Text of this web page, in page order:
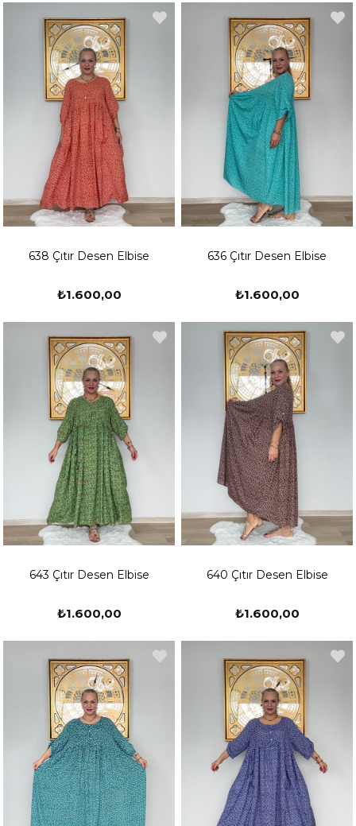
638 Çıtır Desen Elbise
₺1.600,00
636 Çıtır Desen Elbise
₺1.600,00
643 Çıtır Desen Elbise
₺1.600,00
640 Çıtır Desen Elbise
₺1.600,00